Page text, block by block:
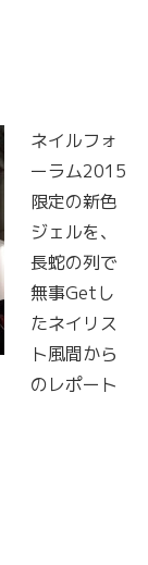
ネイルフォ
ーラム2015
限定の新色
ジェルを、
長蛇の列で
無事Getし
たネイリス
ト風間から
のレポート